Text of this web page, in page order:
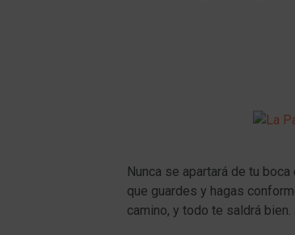
Nunca se apartará de tu
que guardes y hagas
camino, y todo te saldrá